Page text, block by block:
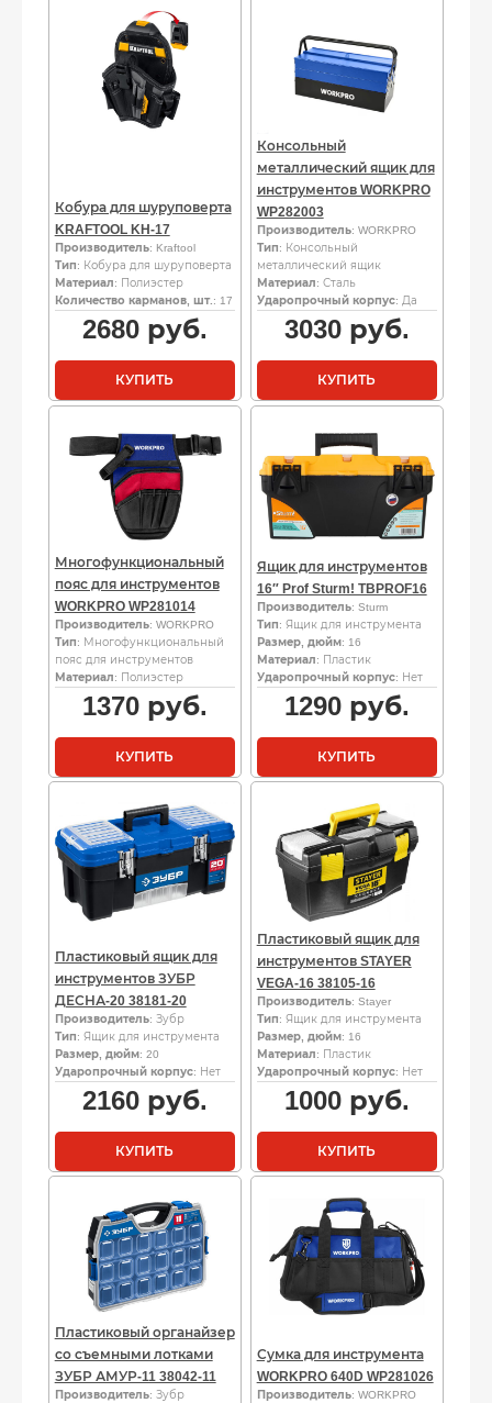
Кобура для шуруповерта
KRAFTOOL KH-17
Производитель: Kraftool
Тип: Кобура для шуруповерта
Материал: Полиэстер
Количество карманов, шт. : 17
2680руб.
КУПИТЬ
Консольный
металлический ящик для
инструментов WORKPRO
WP282003
Производитель: WORKPRO
Тип: Консольный
металлический ящик
Материал: Сталь
Ударопрочный корпус: Да
3030руб.
КУПИТЬ
Многофункциональный
пояс для инструментов
WORKPRO WP281014
Производитель: WORKPRO
Тип: Многофункциональный
пояс для инструментов
Материал: Полиэстер
1370руб.
КУПИТЬ
Ящик для инструментов
16″ Prof Sturm! TBPROF16
Производитель: Sturm
Тип: Ящик для инструмента
Размер, дюйм: 16
Материал: Пластик
Ударопрочный корпус: Нет
1290руб.
КУПИТЬ
Пластиковый ящик для
инструментов ЗУБР
ДЕСНА-20 38181-20
Производитель: Зубр
Тип: Ящик для инструмента
Размер, дюйм: 20
Ударопрочный корпус: Нет
2160руб.
КУПИТЬ
Пластиковый ящик для
инструментов STAYER
VEGA-16 38105-16
Производитель: Stayer
Тип: Ящик для инструмента
Размер, дюйм: 16
Материал: Пластик
Ударопрочный корпус: Нет
1000руб.
КУПИТЬ
Пластиковый органайзер
со съемными лотками
ЗУБР АМУР-11 38042-11
Производитель: Зубр
Сумка для инструмента
WORKPRO 640D WP281026
Производитель: WORKPRO